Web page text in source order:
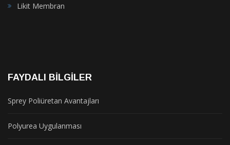
Likit Membran
FAYDALI BILGILER
Sprey Poliüretan Avantajları
Polyurea Uygulanması